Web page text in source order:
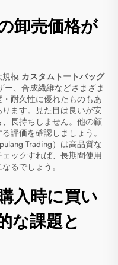
卸売価格が
規模 カスタムトートバッグ
ー、合成繊維などさまざま
耐久性に優れたものもあ
ます。見た目は良いが安
長持ちしません。他の顧
評価を確認しましょう。
Trading）は高品質な
ックすれば、長期間使用
るでしょう。
入時に買い
な課題と